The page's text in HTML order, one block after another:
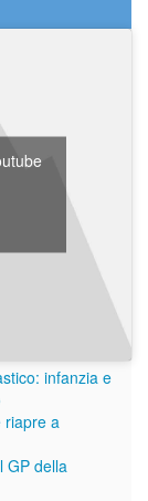
infanzia e
riapre a
GP della